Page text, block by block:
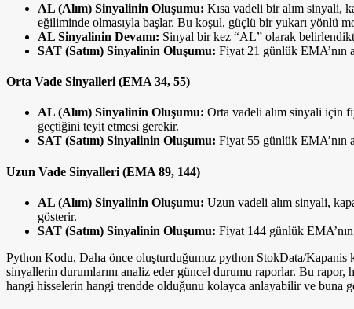
AL (Alım) Sinyalinin Oluşumu: Kısa vadeli bir alım sinyali,
eğiliminde olmasıyla başlar. Bu koşul, güçlü bir yukarı yönlü
AL Sinyalinin Devamı: Sinyal bir kez “AL” olarak
SAT (Satım) Sinyalinin Oluşumu: Fiyat 21 günlük EMA’nın
Orta Vade Sinyalleri (EMA 34, 55)
AL (Alım) Sinyalinin Oluşumu: Orta vadeli alım sinyali için
geçtiğini teyit etmesi gerekir.
SAT (Satım) Sinyalinin Oluşumu: Fiyat 55 günlük EMA’nın
Uzun Vade Sinyalleri (EMA 89, 144)
AL (Alım) Sinyalinin Oluşumu: Uzun vadeli alım sinyali,
gösterir.
SAT (Satım) Sinyalinin Oluşumu: Fiyat 144 günlük
Python Kodu, Daha önce oluşturduğumuz python StokData/Kapanis
sinyallerin durumlarını analiz eder güncel durumu raporlar. Bu
hangi hisselerin hangi trendde olduğunu kolayca anlayabilir ve buna